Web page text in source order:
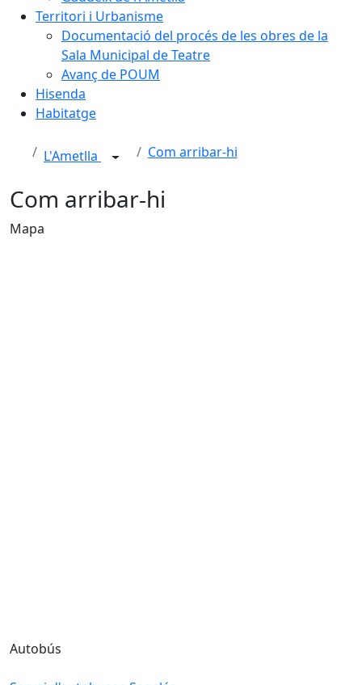
Territori i Urbanisme
Documentació del procés de les obres de la
Sala Municipal de Teatre
Avanç de POUM
Hisenda
Habitatge
L'Ametlla Com arribar-hi
Com arribar-hi
Mapa
Autobús